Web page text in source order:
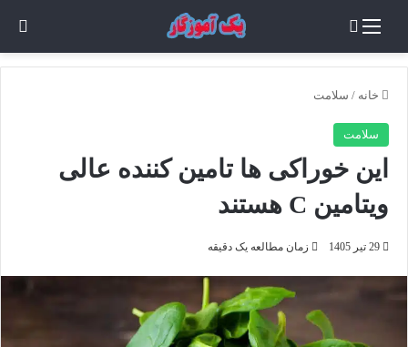
منو
خانه / سلامت
سلامت
این خوراکی‌ ها تامین کننده عالی
ویتامین C هستند
29 تیر 1405 زمان مطالعه یک دقیقه